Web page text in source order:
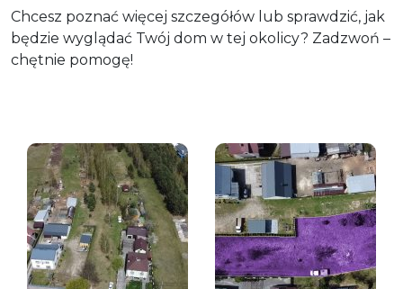
Chcesz poznać więcej szczegółów lub sprawdzić, jak
będzie wyglądać Twój dom w tej okolicy? Zadzwoń –
chętnie pomogę!